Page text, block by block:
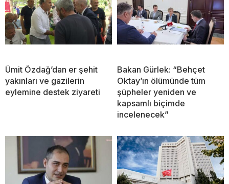
Ümit Özdağ’dan er şehit
yakınları ve gazilerin
eylemine destek ziyareti
Bakan Gürlek: “Behçet
Oktay’ın ölümünde tüm
şüpheler yeniden ve
kapsamlı biçimde
incelenecek”